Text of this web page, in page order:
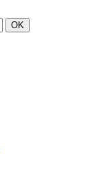
OK